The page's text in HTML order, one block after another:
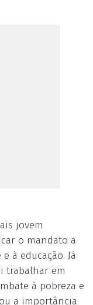
jovem
o mandato a
à educação. Já
trabalhar em
à pobreza e
a importância